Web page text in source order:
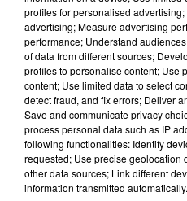
voitures, mais bien... les
Après cette découverte
narration, la connivence
vraie révision de vrais
des spectacles que nous
maintenant ([SH] Sherlock
d’archet, Fracasse ou
seront indissociables : ils
présence les uns des
responsabilité pour la
profiles for personalised
advertising; Measure advertising
performance; Understand
of data from different sources;
profiles to personalise content; Use
content; Use limited data to select
detect fraud, and fix errors; Deliver
Save and communicate privacy
process personal data such as IP
following functionalities: Identify
requested; Use precise geolocation
other data sources; Link different
information transmitted automatically.